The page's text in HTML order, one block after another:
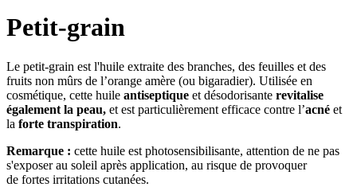
Petit-grain
Le petit-grain est l'huile extraite des branches, des feuilles et des
fruits non mûrs de l’orange amère (ou bigaradier). Utilisée en
cosmétique, cette huile antiseptique et désodorisante revitalise
également la peau, et est particulièrement efficace contre l’acné et
la forte transpiration.
Remarque : cette huile est photosensibilisante, attention de ne pas
s'exposer au soleil après application, au risque de provoquer
de fortes irritations cutanées.